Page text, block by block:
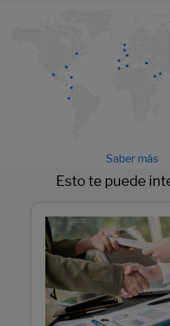
Saber más
Esto te puede